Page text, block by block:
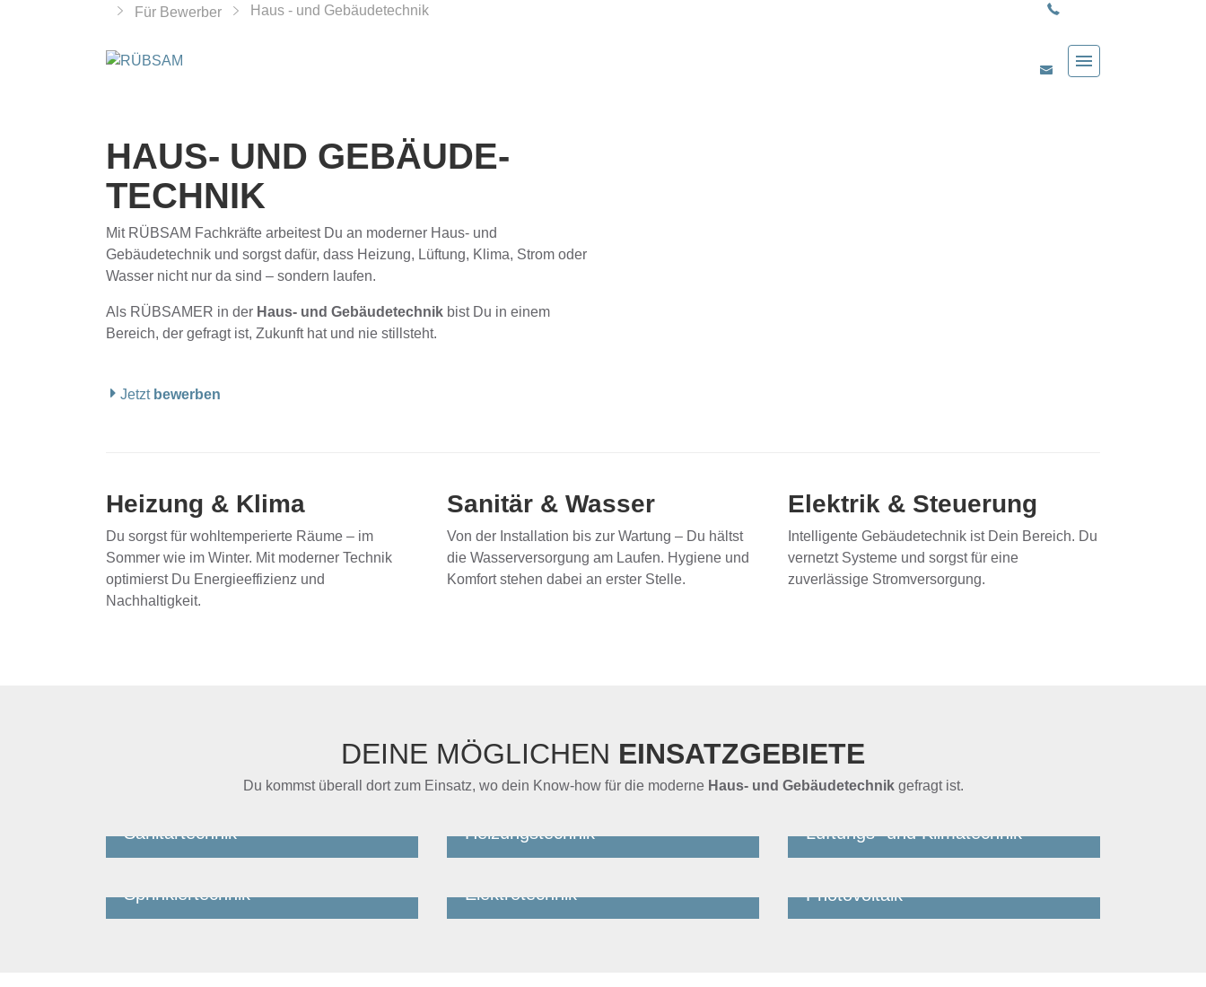
Für Bewerber Haus - und Gebäudetechnik
HAUS- UND GEBÄUDE­
TECHNIK
Mit RÜBSAM Fachkräfte arbeitest Du an moderner Haus- und
Gebäudetechnik und sorgst dafür, dass Heizung, Lüftung, Klima, Strom oder
Wasser nicht nur da sind – sondern laufen.
Als RÜBSAMER in der Haus- und Gebäudetechnik bist Du in einem
Bereich, der gefragt ist, Zukunft hat und nie stillsteht.
Jetzt bewerben
Heizung & Klima
Du sorgst für wohltemperierte Räume – im
Sommer wie im Winter. Mit moderner Technik
optimierst Du Energieeffizienz und
Nachhaltigkeit.
Sanitär & Wasser
Von der Installation bis zur Wartung – Du hältst
die Wasserversorgung am Laufen. Hygiene und
Komfort stehen dabei an erster Stelle.
Elektrik & Steuerung
Intelligente Gebäudetechnik ist Dein Bereich. Du
vernetzt Systeme und sorgst für eine
zuverlässige Stromversorgung.
DEINE MÖGLICHEN EINSATZGEBIETE
Du kommst überall dort zum Einsatz, wo dein Know-how für die moderne Haus- und Gebäudetechnikgefragt ist.
Sanitärtechnik Heizungstechnik Lüftungs- und Klimatechnik
Sprinklertechnik Elektrotechnik Photovoltaik